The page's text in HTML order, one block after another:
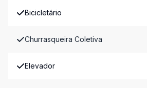
Bicicletário
Churrasqueira Coletiva
Elevador